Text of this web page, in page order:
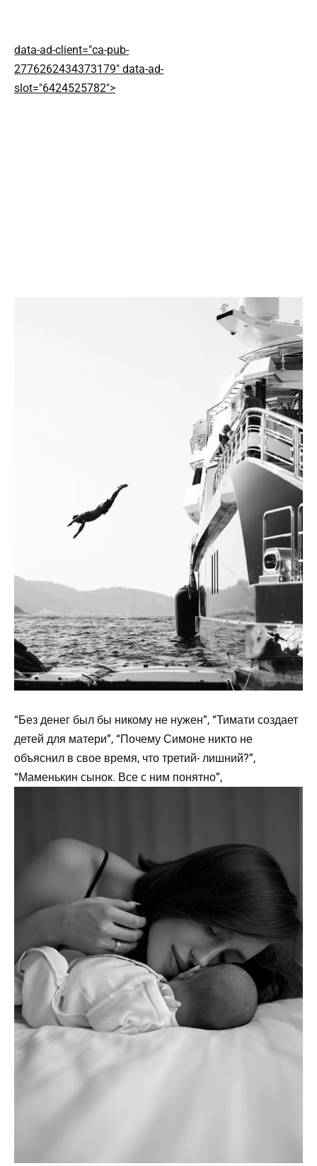
data-ad-client="ca-pub-
2776262434373179" data-ad-
slot="6424525782">
“Без денег был бы никому не нужен”, “Тимати создает
детей для матери”, “Почему Симоне никто не
объяснил в свое время, что третий- лишний?”,
“Маменькин сынок. Все с ним понятно”,